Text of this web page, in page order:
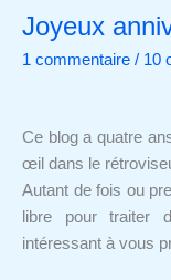
Joyeux
1 commentaire / 10
Ce blog a quatre
œil dans le
Autant de fois ou
libre pour traiter
intéressant à vous
Joyeux
anniversaire!